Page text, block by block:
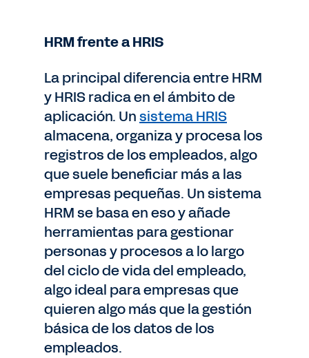
HRM frente a HRIS
La principal diferencia entre HRM
y HRIS radica en el ámbito de
aplicación. Unsistema HRIS
almacena, organiza y procesa los
registros de los empleados, algo
que suele beneficiar más a las
empresas pequeñas. Un sistema
HRM se basa en eso y añade
herramientas para gestionar
personas y procesos a lo largo
del ciclo de vida del empleado,
algo ideal para empresas que
quieren algo más que la gestión
básica de los datos de los
empleados.